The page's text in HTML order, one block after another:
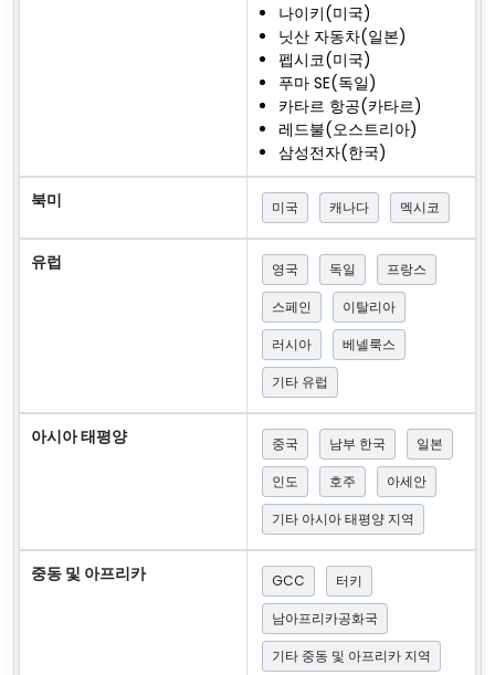
나이키(미국)
닛산 자동차(일본)
펩시코(미국)
푸마 SE(독일)
카타르 항공(카타르)
레드불(오스트리아)
삼성전자(한국)
북미 미국 캐나다 멕시코
유럽 영국 독일
프랑스
스페인
이탈리아
러시아
베넬룩스
기타 유럽
아시아 태평양 중국 남부 한국
일본
인도
호주
아세안
기타 아시아 태평양 지역
중동 및 아프리카 GCC
터키
남아프리카공화국
기타 중동 및 아프리카 지역